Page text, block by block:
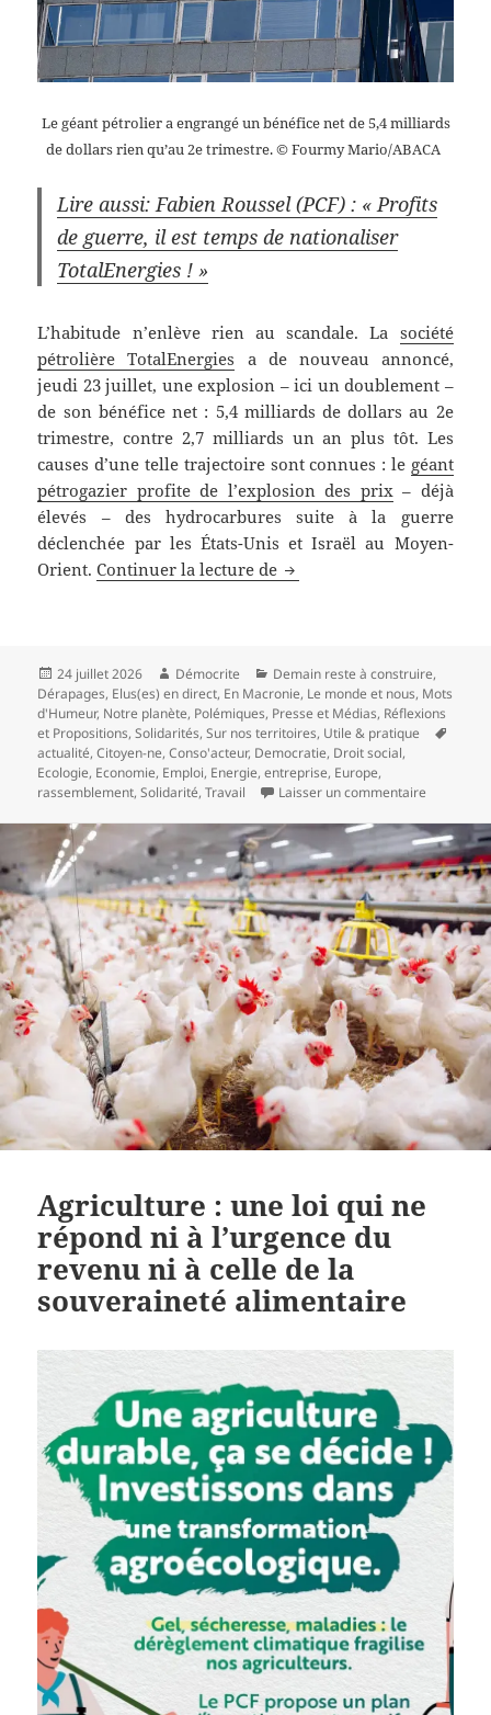
Le géant pétrolier a engrangé un bénéfice net de 5,4 milliards
de dollars rien qu’au 2e trimestre.© Fourmy Mario/ABACA
Lire aussi: Fabien Roussel (PCF) : « Profits
de guerre, il est temps de nationaliser
TotalEnergies ! »
L’habitude n’enlève rien au scandale. La société
pétrolière TotalEnergies a de nouveau annoncé,
jeudi 23 juillet, une explosion – ici un doublement –
de son bénéfice net : 5,4 milliards de dollars au 2e
trimestre, contre 2,7 milliards un an plus tôt. Les
causes d’une telle trajectoire sont connues : le géant
pétrogazier profite de l’explosion des prix– déjà
élevés – des hydrocarbures suite à la guerre
déclenchée par les États-Unis et Israël au Moyen-
Orient.Continuer la lecture de TotalEnergies : le
Publié
le
24 juillet 2026 Auteur
Démocrite Catégories
Demain reste à construire,
Dérapages, Elus(es) en direct, En Macronie, Le monde et nous, Mots
d'Humeur, Notre planète, Polémiques, Presse et Médias, Réflexions
et Propositions,Solidarités,Sur nos territoires, Utile & pratique
actualité,Citoyen-ne,Conso'acteur, Democratie, Droit social,
Ecologie, Economie, Emploi, Energie,entreprise, Europe,
rassemblement,Solidarité,Travail Laisser un commentaire
Agriculture : une loi qui ne
répond ni à l’urgence du
revenu ni à celle de la
souveraineté alimentaire